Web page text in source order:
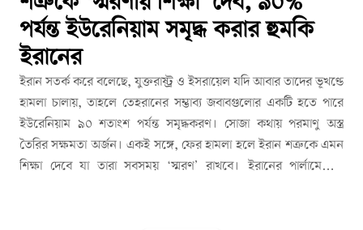
পর্যন্ত ইউরেনিয়াম সমৃদ্ধ করার হুমকি
ইরানের
ইরান সতর্ক করে বলেছে, যুক্তরাষ্ট্র ও ইসরায়েল যদি আবার তাদের ভূখণ্ডে
হামলা চালায়, তাহলে তেহরানের সম্ভাব্য জবাবগুলোর একটি হতে পারে
ইউরেনিয়াম ৯০ শতাংশ পর্যন্ত সমৃদ্ধকরণ। সোজা কথায় পরমাণু অস্ত্র
তৈরির সক্ষমতা অর্জন। একই সঙ্গে, ফের হামলা হলে ইরান শত্রুকে এমন
শিক্ষা দেবে যা তারা সবসময় ‘স্মরণ’ রাখবে। ইরানের পার্লামেন্টের